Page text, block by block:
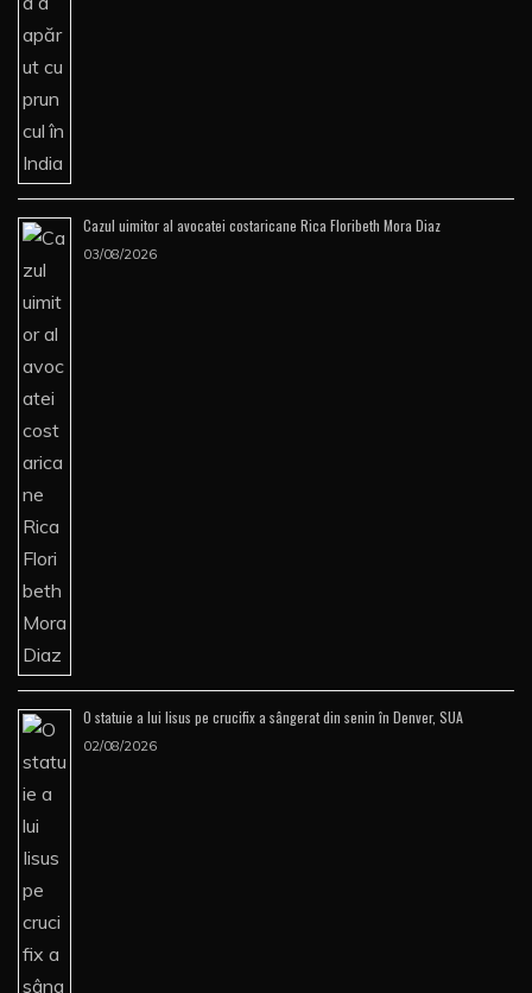
Cazul uimitor al avocatei costaricane Rica Floribeth Mora Diaz
03/08/2026
O statuie a lui Iisus pe crucifix a sângerat din senin în Denver, SUA
02/08/2026